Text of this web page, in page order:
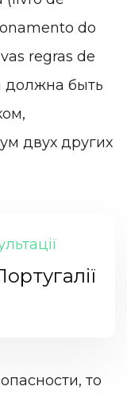
do
regras de
должна быть
двух других
то